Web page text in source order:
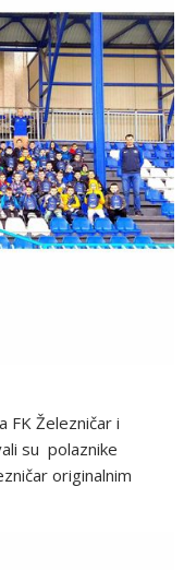
FK Železničar i
su polaznike
originalnim